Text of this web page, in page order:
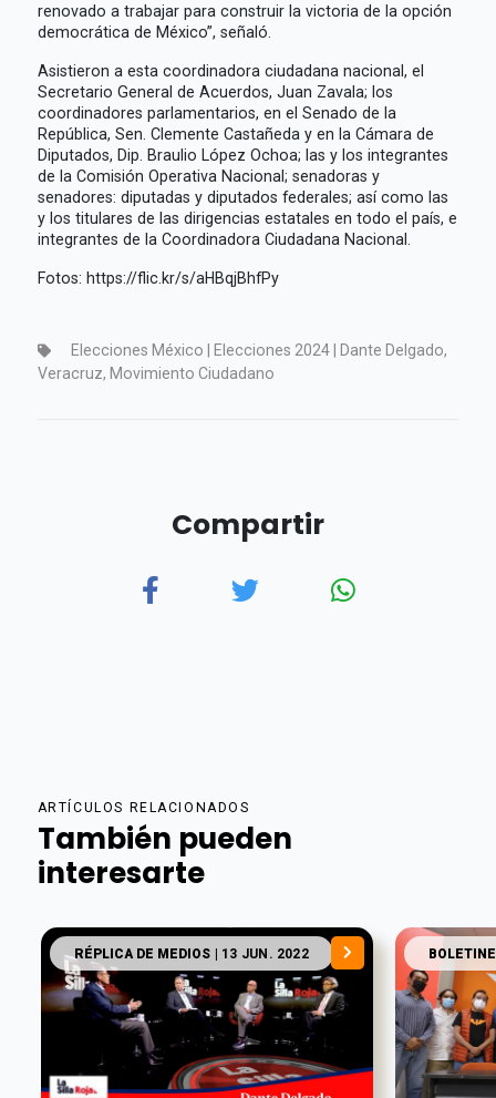
renovado a trabajar para construir la victoria de la opción
democrática de México”, señaló.
Asistieron a esta coordinadora ciudadana nacional, el
Secretario General de Acuerdos, Juan Zavala; los
coordinadores parlamentarios, en el Senado de la
República, Sen. Clemente Castañeda y en la Cámara de
Diputados, Dip. Braulio López Ochoa; las y los integrantes
de la Comisión Operativa Nacional; senadoras y
senadores: diputadas y diputados federales; así como las
y los titulares de las dirigencias estatales en todo el país, e
integrantes de la Coordinadora Ciudadana Nacional.
Fotos: https://flic.kr/s/aHBqjBhfPy
Elecciones México | Elecciones 2024 | Dante Delgado,
Veracruz, Movimiento Ciudadano
Compartir
ARTÍCULOS RELACIONADOS
También pueden
interesarte
RÉPLICA DE MEDIOS | 13 JUN. 2022